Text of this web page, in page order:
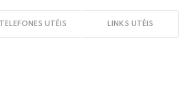
TELEFONES UTÉIS LINKS UTÉIS